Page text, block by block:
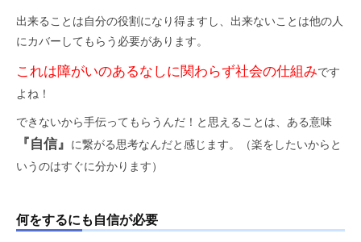
出来ることは自分の役割になり得ますし、出来ないことは他の人
にカバーしてもらう必要があります。
これは障がいのあるなしに関わらず社会の仕組みです
よね！
できないから手伝ってもらうんだ！と思えることは、ある意味
『自信』
に繋がる思考なんだと感じます。（楽をしたいからと
いうのはすぐに分かります）
何をするにも自信が必要